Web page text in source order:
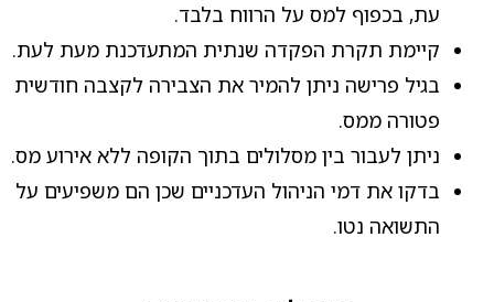
עת, בכפוף למס על הרווח בלבד.
קיימת תקרת הפקדה שנתית המתעדכנת מעת לעת.
בגיל פרישה ניתן להמיר את הצבירה לקצבה חודשית
פטורה ממס.
ניתן לעבור בין מסלולים בתוך הקופה ללא אירוע מס.
בדקו את דמי הניהול העדכניים שכן הם משפיעים על
התשואה נטו.